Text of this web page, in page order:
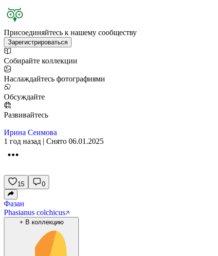
Присоединяйтесь к нашему сообществу
Зарегистрироваться
Собирайте коллекции
Наслаждайтесь фотографиями
Обсуждайте
Развивайтесь
Ирина Сеимова
1 год назад | Снято 06.01.2025
15 0
Фазан
Phasianus colchicus
+ В коллекцию